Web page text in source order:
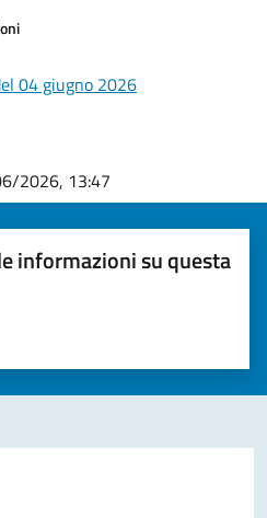
04 giugno 2026
2026, 13:47
informazioni su questa
(da 1 a 5 stelle)
per valutare la chiarezza delle
su 5
su 5